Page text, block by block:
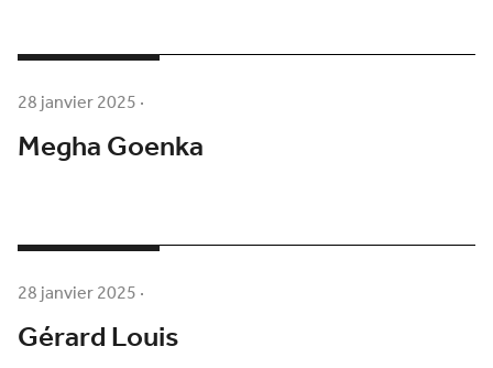
28 janvier 2025·
Megha Goenka
28 janvier 2025·
Gérard Louis